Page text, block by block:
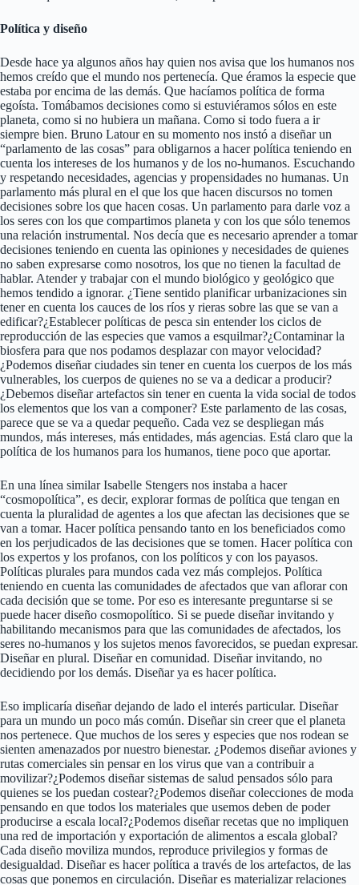
Política y diseño
Desde hace ya algunos años hay quien nos avisa que los humanos nos
hemos creído que el mundo nos pertenecía. Que éramos la especie que
estaba por encima de las demás. Que hacíamos política de forma
egoísta. Tomábamos decisiones como si estuviéramos sólos en este
planeta, como si no hubiera un mañana. Como si todo fuera a ir
siempre bien. Bruno Latour en su momento nos instó a diseñar un
“parlamento de las cosas” para obligarnos a hacer política teniendo en
cuenta los intereses de los humanos y de los no-humanos. Escuchando
y respetando necesidades, agencias y propensidades no humanas. Un
parlamento más plural en el que los que hacen discursos no tomen
decisiones sobre los que hacen cosas. Un parlamento para darle voz a
los seres con los que compartimos planeta y con los que sólo tenemos
una relación instrumental. Nos decía que es necesario aprender a tomar
decisiones teniendo en cuenta las opiniones y necesidades de quienes
no saben expresarse como nosotros, los que no tienen la facultad de
hablar. Atender y trabajar con el mundo biológico y geológico que
hemos tendido a ignorar. ¿Tiene sentido planificar urbanizaciones sin
tener en cuenta los cauces de los ríos y rieras sobre las que se van a
edificar?¿Establecer políticas de pesca sin entender los ciclos de
reproducción de las especies que vamos a esquilmar?¿Contaminar la
biosfera para que nos podamos desplazar con mayor velocidad?
¿Podemos diseñar ciudades sin tener en cuenta los cuerpos de los más
vulnerables, los cuerpos de quienes no se va a dedicar a producir?
¿Debemos diseñar artefactos sin tener en cuenta la vida social de todos
los elementos que los van a componer? Este parlamento de las cosas,
parece que se va a quedar pequeño. Cada vez se despliegan más
mundos, más intereses, más entidades, más agencias. Está claro que la
política de los humanos para los humanos, tiene poco que aportar.
En una línea similar Isabelle Stengers nos instaba a hacer
“cosmopolítica”, es decir, explorar formas de política que tengan en
cuenta la pluralidad de agentes a los que afectan las decisiones que se
van a tomar. Hacer política pensando tanto en los beneficiados como
en los perjudicados de las decisiones que se tomen. Hacer política con
los expertos y los profanos, con los políticos y con los payasos.
Políticas plurales para mundos cada vez más complejos. Política
teniendo en cuenta las comunidades de afectados que van aflorar con
cada decisión que se tome. Por eso es interesante preguntarse si se
puede hacer diseño cosmopolítico. Si se puede diseñar invitando y
habilitando mecanismos para que las comunidades de afectados, los
seres no-humanos y los sujetos menos favorecidos, se puedan expresar.
Diseñar en plural. Diseñar en comunidad. Diseñar invitando, no
decidiendo por los demás. Diseñar ya es hacer política.
Eso implicaría diseñar dejando de lado el interés particular. Diseñar
para un mundo un poco más común. Diseñar sin creer que el planeta
nos pertenece. Que muchos de los seres y especies que nos rodean se
sienten amenazados por nuestro bienestar. ¿Podemos diseñar aviones y
rutas comerciales sin pensar en los virus que van a contribuir a
movilizar?¿Podemos diseñar sistemas de salud pensados sólo para
quienes se los puedan costear?¿Podemos diseñar colecciones de moda
pensando en que todos los materiales que usemos deben de poder
producirse a escala local?¿Podemos diseñar recetas que no impliquen
una red de importación y exportación de alimentos a escala global?
Cada diseño moviliza mundos, reproduce privilegios y formas de
desigualdad. Diseñar es hacer política a través de los artefactos, de las
cosas que ponemos en circulación. Diseñar es materializar relaciones